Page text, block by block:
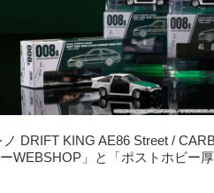
ノ DRIFT KING AE86 Street /
WEBSHOP」と「ポストホビー